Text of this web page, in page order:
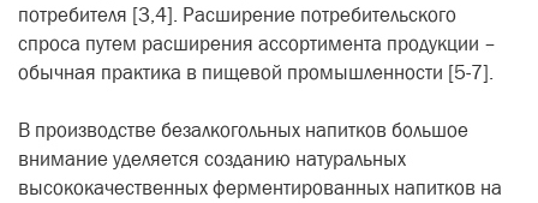
потребителя [3,4]. Расширение потребительского
спроса путем расширения ассортимента продукции –
обычная практика в пищевой промышленности [5-7].
В производстве безалкогольных напитков большое
внимание уделяется созданию натуральных
высококачественных ферментированных напитков на